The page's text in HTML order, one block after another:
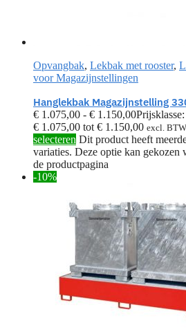
Opvangbak, Lekbak met rooster,
voor Magazijnstellingen
Hanglekbak Magazijnstelling
€ 1.075,00 - € 1.150,00Prijsklasse:
€ 1.075,00 tot € 1.150,00 excl. BTW
selecteren Dit product heeft
variaties. Deze optie kan gekozen
de productpagina
-10%